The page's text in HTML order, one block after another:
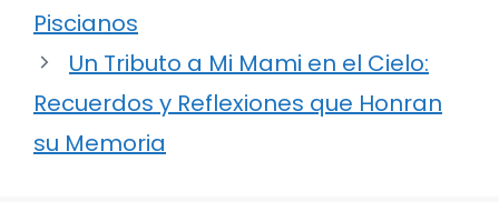
Piscianos
Un Tributo a Mi Mami en el Cielo:
Recuerdos y Reflexiones que Honran
su Memoria